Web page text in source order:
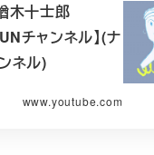
木十士郎
チャンネル】(ナ
ネル)
www.youtube.com